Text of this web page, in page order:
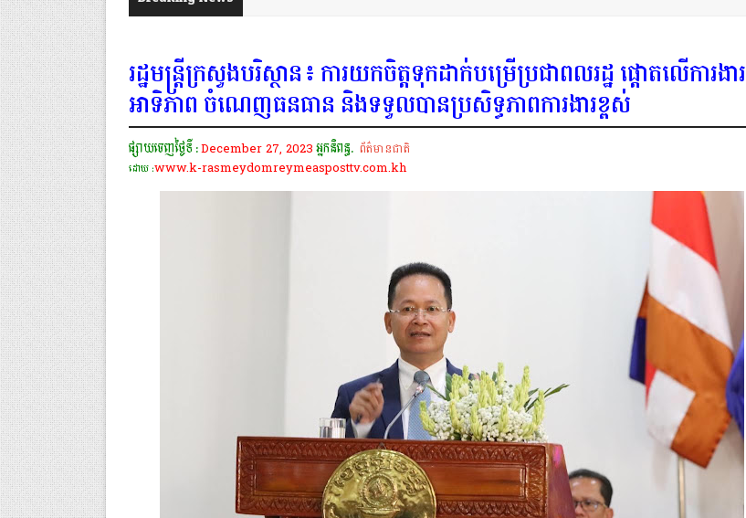
រដ្ឋមន្រ្តីក្រសួងបរិស្ថាន៖ ការយកចិត្តទុកដាក់បម្រើប្រជាពលរដ្ឋ ផ្តោតលើការងារ
អាទិភាព ចំណេញធនធាន និងទទួលបានប្រសិទ្ធភាពការងារខ្ពស់
ផ្សាយចេញថ្ងៃទី :December 27, 2023អ្នកនិពន្ធ. ព័ត៌មានជាតិ
ដោយ :www.k-rasmeydomreymeasposttv.com.kh